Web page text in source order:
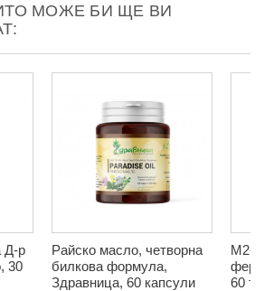
МОЖЕ БИ ЩЕ ВИ
Д-р
30
Райско масло, четворна
билкова формула,
Здравница, 60 капсули
М2-
60